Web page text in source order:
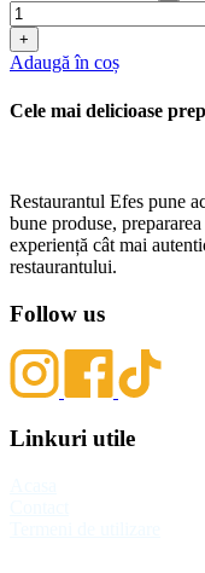
+
Adaugă în coș
Cele mai delicioase
Restaurantul Efes pune
bune produse,
experiență cât mai
restaurantului.
Follow us
Linkuri utile